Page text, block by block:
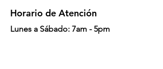
Horario de Atención
Lunes a Sábado: 7am - 5pm